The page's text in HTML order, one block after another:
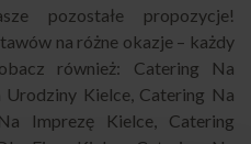
pozostałe propozycje!
na różne okazje – każdy
również: Catering Na
Urodziny Kielce, Catering Na
Imprezę Kielce, Catering